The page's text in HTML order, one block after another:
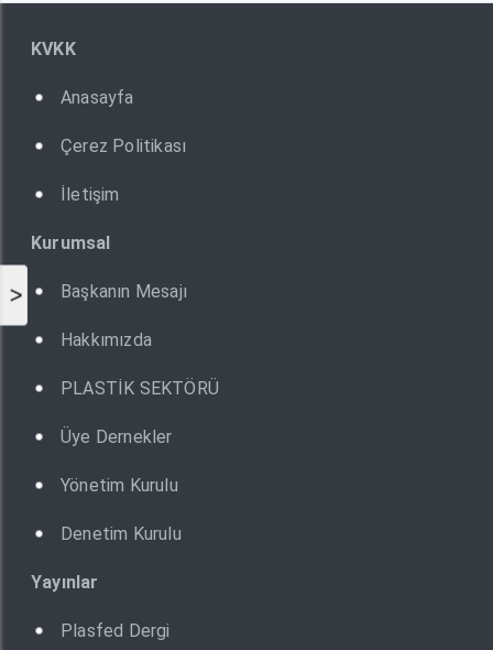
>
KVKK
Anasayfa
Çerez Politikası
İletişim
Kurumsal
Başkanın Mesajı
Hakkımızda
PLASTİK SEKTÖRÜ
Üye Dernekler
Yönetim Kurulu
Denetim Kurulu
Yayınlar
Plasfed Dergi